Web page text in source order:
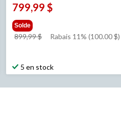
799,99 $
Solde
899,99 $
prixRabais 11% (100.00 $)
5 en stock